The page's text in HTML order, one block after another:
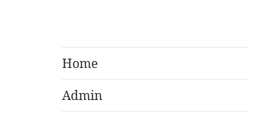
Home
Admin